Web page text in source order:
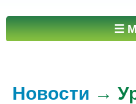
Главное меню ☰
Новости →